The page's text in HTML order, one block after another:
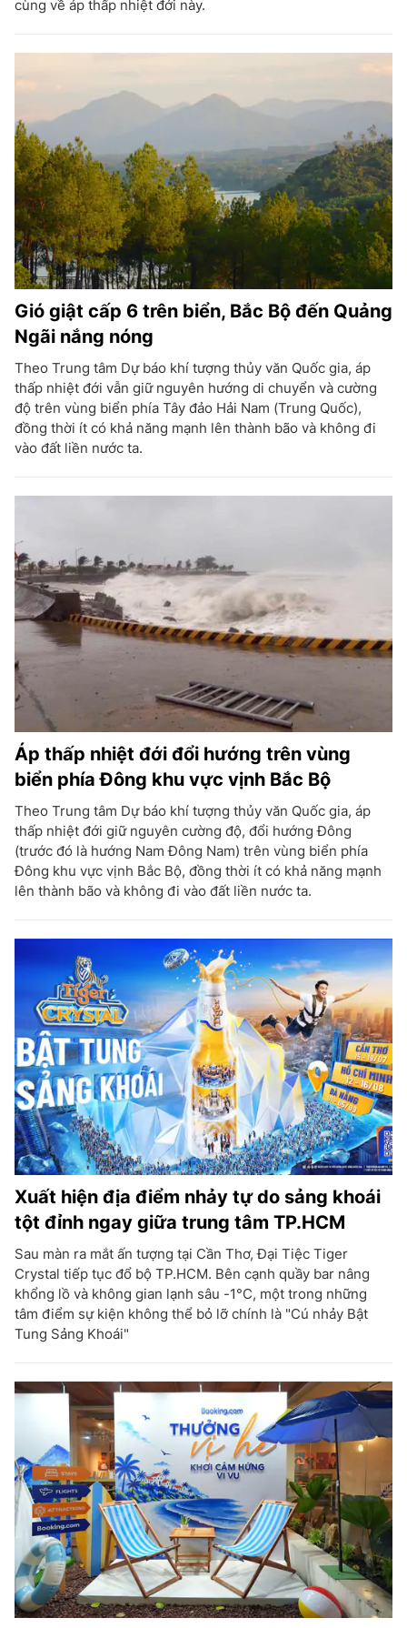
cùng về áp thấp nhiệt đới này.
Gió giật cấp 6 trên biển, Bắc Bộ đến Quảng
Ngãi nắng nóng
Theo Trung tâm Dự báo khí tượng thủy văn Quốc gia, áp
thấp nhiệt đới vẫn giữ nguyên hướng di chuyển và cường
độ trên vùng biển phía Tây đảo Hải Nam (Trung Quốc),
đồng thời ít có khả năng mạnh lên thành bão và không đi
vào đất liền nước ta.
Áp thấp nhiệt đới đổi hướng trên vùng
biển phía Đông khu vực vịnh Bắc Bộ
Theo Trung tâm Dự báo khí tượng thủy văn Quốc gia, áp
thấp nhiệt đới giữ nguyên cường độ, đổi hướng Đông
(trước đó là hướng Nam Đông Nam) trên vùng biển phía
Đông khu vực vịnh Bắc Bộ, đồng thời ít có khả năng mạnh
lên thành bão và không đi vào đất liền nước ta.
Xuất hiện địa điểm nhảy tự do sảng khoái
tột đỉnh ngay giữa trung tâm TP.HCM
Sau màn ra mắt ấn tượng tại Cần Thơ, Đại Tiệc Tiger
Crystal tiếp tục đổ bộ TP.HCM. Bên cạnh quầy bar nâng
khổng lồ và không gian lạnh sâu -1°C, một trong những
tâm điểm sự kiện không thể bỏ lỡ chính là "Cú nhảy Bật
Tung Sảng Khoái"